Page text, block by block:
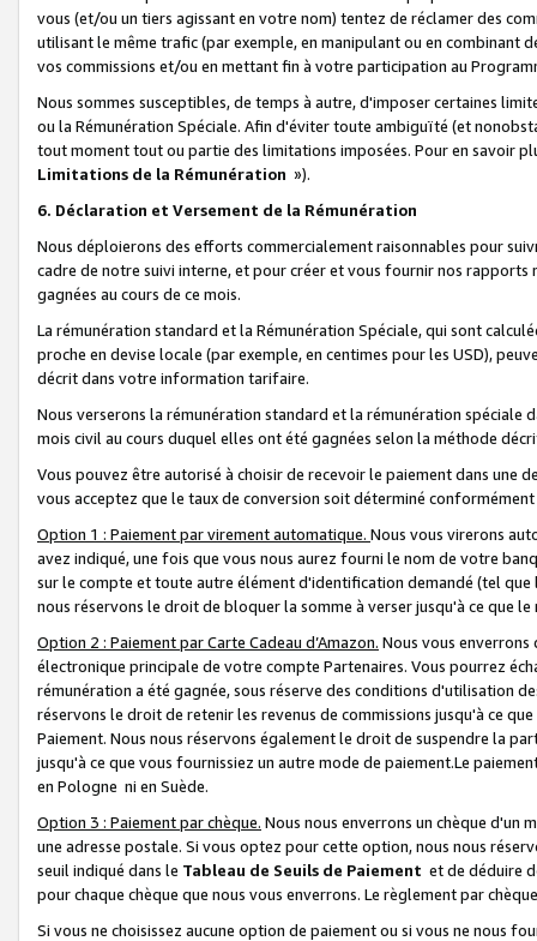
vous (et/ou un tiers agissant en votre nom) tentez de réclamer des
utilisant le même trafic (par exemple, en manipulant ou en combinant
vos commissions et/ou en mettant fin à votre participation au
Nous sommes susceptibles, de temps à autre, d'imposer certaines
ou la Rémunération Spéciale. Afin d'éviter toute ambiguïté (et
tout moment tout ou partie des limitations imposées. Pour en savoir
Limitations de la Rémunération »).
6. Déclaration et Versement de la Rémunération
Nous déploierons des efforts commercialement raisonnables pour
cadre de notre suivi interne, et pour créer et vous fournir nos
gagnées au cours de ce mois.
La rémunération standard et la Rémunération Spéciale, qui sont
proche en devise locale (par exemple, en centimes pour les USD),
décrit dans votre information tarifaire.
Nous verserons la rémunération standard et la rémunération spéciale
mois civil au cours duquel elles ont été gagnées selon la méthode
Vous pouvez être autorisé à choisir de recevoir le paiement dans une
vous acceptez que le taux de conversion soit déterminé
Option 1 : Paiement par virement automatique. Nous vous virerons
avez indiqué, une fois que vous nous aurez fourni le nom de votre
sur le compte et toute autre élément d'identification demandé (tel que
nous réservons le droit de bloquer la somme à verser jusqu'à ce que
Option 2 : Paiement par Carte Cadeau d’Amazon. Nous vous
électronique principale de votre compte Partenaires. Vous pourrez
rémunération a été gagnée, sous réserve des conditions d'utilisation
réservons le droit de retenir les revenus de commissions jusqu'à ce
Paiement. Nous nous réservons également le droit de suspendre la
jusqu'à ce que vous fournissiez un autre mode de paiement.Le
en Pologne ni en Suède.
Option 3 : Paiement par chèque. Nous nous enverrons un chèque d'un
une adresse postale. Si vous optez pour cette option, nous nous
seuil indiqué dans le Tableau de Seuils de Paiement et de déduire
pour chaque chèque que nous vous enverrons. Le règlement par
Si vous ne choisissez aucune option de paiement ou si vous ne nous